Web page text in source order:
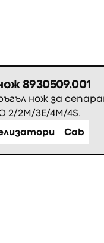
8930509.001
нож за
2/2M/3E/4M/4S.
Cab